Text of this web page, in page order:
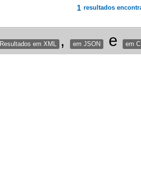
1 resultados
Resultados em XML , em JSON e em